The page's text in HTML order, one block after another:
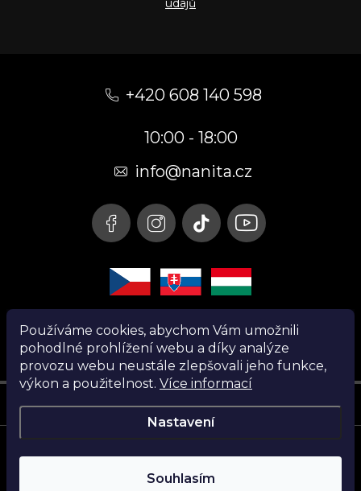
Používáme cookies, abychom Vám umožnili
pohodlné prohlížení webu a díky analýze
provozu webu neustále zlepšovali jeho funkce,
výkon a použitelnost. Více informací
Nastavení
Souhlasím
+420 608 140 598
10:00 - 18:00
info@nanita.cz
Instagram
Copyright 2026Nanita.cz. Všechna práva vyhrazena.